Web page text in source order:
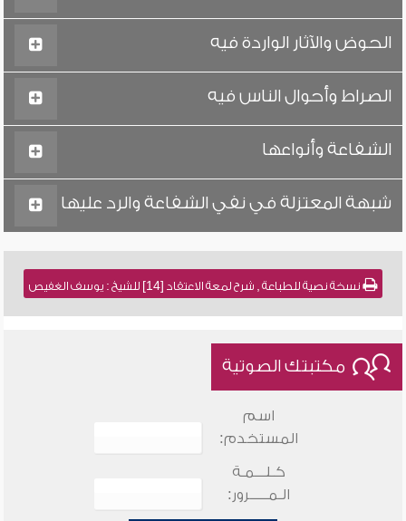
الحوض والآثار الواردة فيه
الصراط وأحوال الناس فيه
الشفاعة وأنواعها
شبهة المعتزلة في نفي الشفاعة والرد عليها
نسخة نصية للطباعة , شرح لمعة الاعتقاد [14] للشيخ : يوسف الغفيص
مكتبتك الصوتية
اسم
المستخدم:
كـلـــمـة
الـمـــــرور: